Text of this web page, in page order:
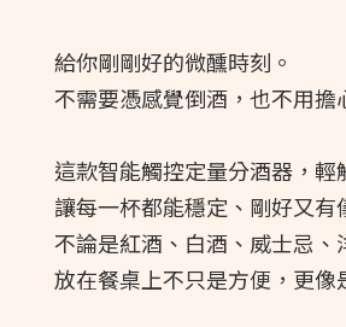
給你剛剛好的微醺時刻。
不需要憑感覺倒酒，也不用
這款智能觸控定量分酒器，
讓每一杯都能穩定、剛好又有
不論是紅酒、白酒、威士忌
放在餐桌上不只是方便，更